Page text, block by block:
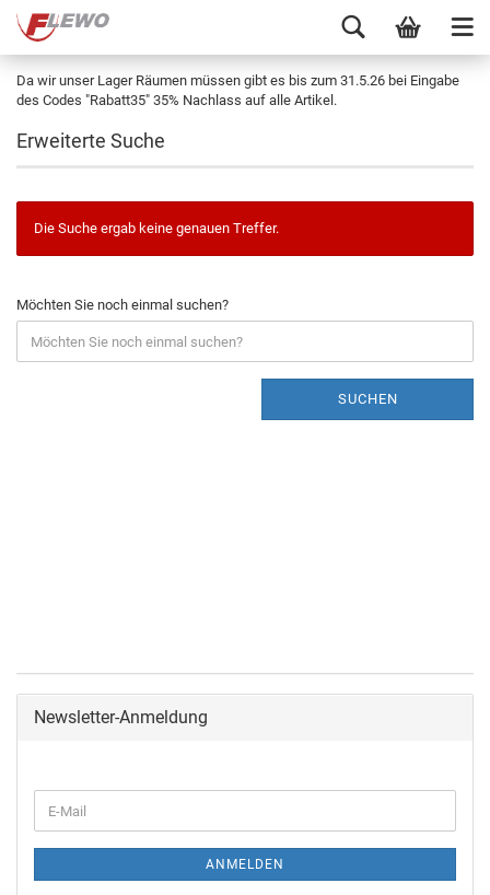
Da wir unser Lager Räumen müssen gibt es bis zum 31.5.26 bei Eingabe
des Codes "Rabatt35" 35% Nachlass auf alle Artikel.
Erweiterte Suche
Die Suche ergab keine genauen Treffer.
Möchten Sie noch einmal suchen?
SUCHEN
Newsletter-Anmeldung
ANMELDEN